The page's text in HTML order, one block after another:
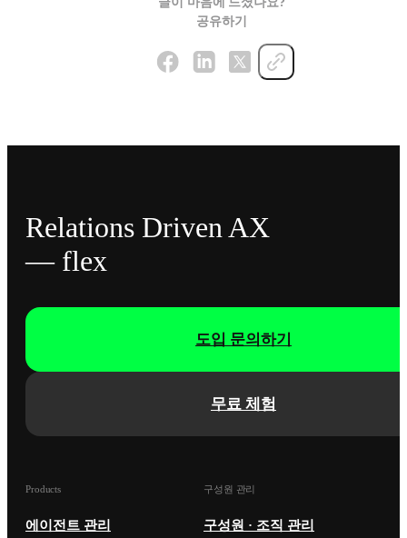
공유하기
Relations Driven AX
— flex
무료 체험
도입 문의하기
Products
에이전트 관리
구성원 관리
구성원 · 조직 관리